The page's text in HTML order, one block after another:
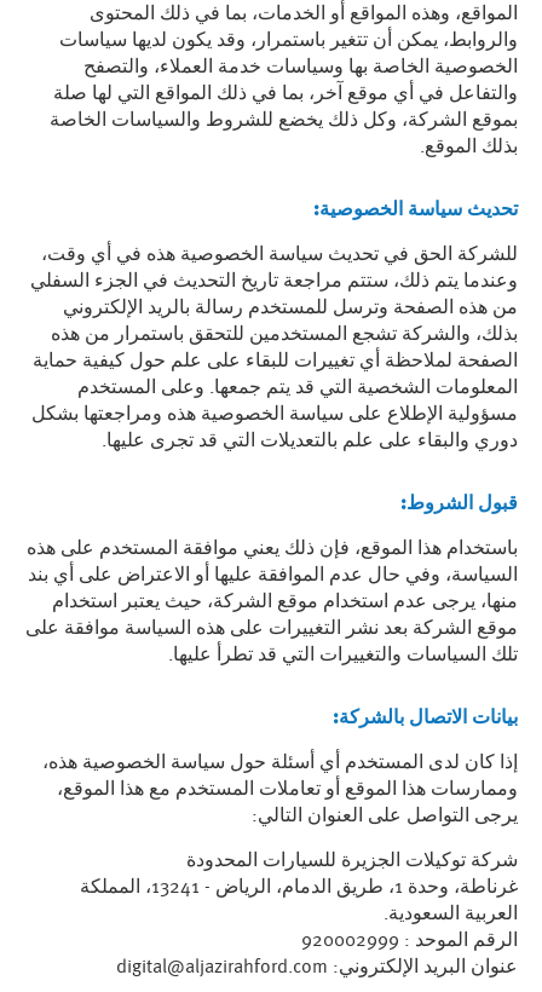
المواقع، وهذه المواقع أو الخدمات، بما في ذلك المحتوى
والروابط، يمكن أن تتغير باستمرار، وقد يكون لديها سياسات
الخصوصية الخاصة بها وسياسات خدمة العملاء، والتصفح
والتفاعل في أي موقع آخر، بما في ذلك المواقع التي لها صلة
بموقع الشركة، وكل ذلك يخضع للشروط والسياسات الخاصة
بذلك الموقع.
تحديث سياسة الخصوصية:
للشركة الحق في تحديث سياسة الخصوصية هذه في أي وقت،
وعندما يتم ذلك، ستتم مراجعة تاريخ التحديث في الجزء السفلي
من هذه الصفحة وترسل للمستخدم رسالة بالريد الإلكتروني
بذلك، والشركة تشجع المستخدمين للتحقق باستمرار من هذه
الصفحة لملاحظة أي تغييرات للبقاء على علم حول كيفية حماية
المعلومات الشخصية التي قد يتم جمعها. وعلى المستخدم
مسؤولية الإطلاع على سياسة الخصوصية هذه ومراجعتها بشكل
دوري والبقاء على علم بالتعديلات التي قد تجرى عليها.
قبول الشروط:
باستخدام هذا الموقع، فإن ذلك يعني موافقة المستخدم على هذه
السياسة، وفي حال عدم الموافقة عليها أو الاعتراض على أي بند
منها، يرجى عدم استخدام موقع الشركة، حيث يعتبر استخدام
موقع الشركة بعد نشر التغييرات على هذه السياسة موافقة على
تلك السياسات والتغييرات التي قد تطرأ عليها.
بيانات الاتصال بالشركة:
إذا كان لدى المستخدم أي أسئلة حول سياسة الخصوصية هذه،
وممارسات هذا الموقع أو تعاملات المستخدم مع هذا الموقع،
يرجى التواصل على العنوان التالي:
شركة توكيلات الجزيرة للسيارات المحدودة
غرناطة، وحدة 1، طريق الدمام، الرياض - 13241، المملكة
العربية السعودية.
الرقم الموحد : 920002999
عنوان البريد الإلكتروني: digital@aljazirahford.com